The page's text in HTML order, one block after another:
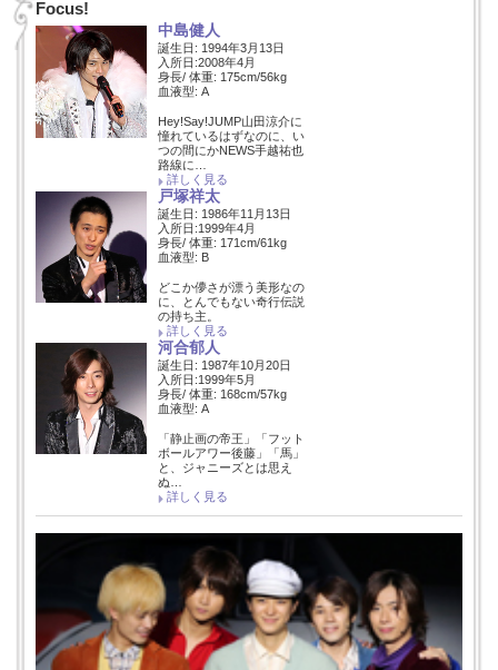
Focus!
中島健人
誕生日: 1994年3月13日
入所日:2008年4月
身長/ 体重: 175cm/56kg
血液型: A
Hey!Say!JUMP山田涼介に
憧れているはずなのに、い
つの間にかNEWS手越祐也
路線に…
詳しく見る
戸塚祥太
誕生日: 1986年11月13日
入所日:1999年4月
身長/ 体重: 171cm/61kg
血液型: B
どこか儚さが漂う美形なの
に、とんでもない奇行伝説
の持ち主。
詳しく見る
河合郁人
誕生日: 1987年10月20日
入所日:1999年5月
身長/ 体重: 168cm/57kg
血液型: A
「静止画の帝王」「フット
ボールアワー後藤」「馬」
と、ジャニーズとは思え
ぬ…
詳しく見る